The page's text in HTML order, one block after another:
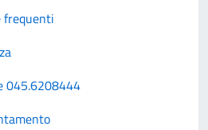
frequenti
045.6208444